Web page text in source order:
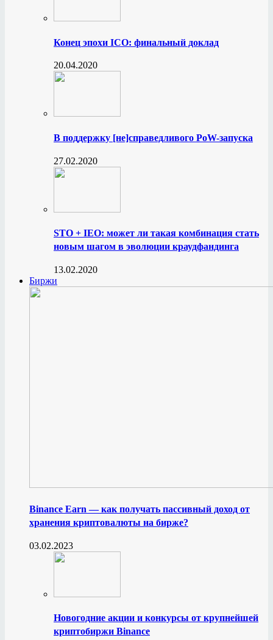
Конец эпохи ICO: финальный доклад
20.04.2020
В поддержку [не]справедливого PoW-запуска
27.02.2020
STO + IEO: может ли такая комбинация стать
новым шагом в эволюции краудфандинга
13.02.2020
Биржи
Binance Earn — как получать пассивный доход от
хранения криптовалюты на бирже?
03.02.2023
Новогодние акции и конкурсы от крупнейшей
криптобиржи Binance